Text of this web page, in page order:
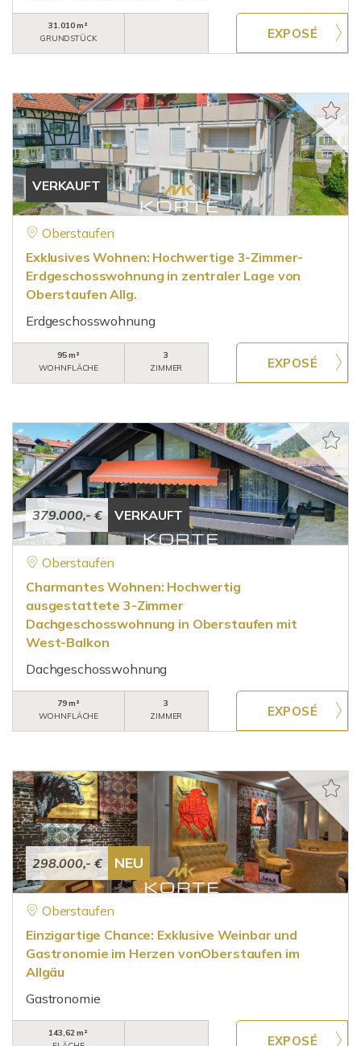
31.010 m²
GRUNDSTÜCK
VERKAUFT
Oberstaufen
Exklusives Wohnen: Hochwertige 3-Zimmer-
Erdgeschosswohnung in zentraler Lage von
Oberstaufen Allg.
Erdgeschosswohnung
95 m²
WOHNFLÄCHE
3
ZIMMER
379.000,- € VERKAUFT
Oberstaufen
Charmantes Wohnen: Hochwertig
ausgestattete 3-Zimmer
Dachgeschosswohnung in Oberstaufen mit
West-Balkon
Dachgeschosswohnung
79 m²
WOHNFLÄCHE
3
ZIMMER
298.000,- € NEU
Oberstaufen
Einzigartige Chance: Exklusive Weinbar und
Gastronomie im Herzen vonOberstaufen im
Allgäu
Gastronomie
143,62 m²